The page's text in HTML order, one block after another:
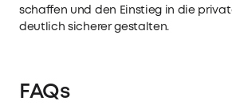
schaffen und den Einstieg in die
deutlich sicherer gestalten.
FAQs